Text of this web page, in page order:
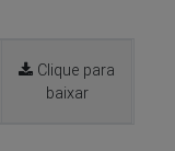
Clique para
baixar